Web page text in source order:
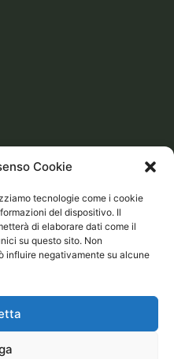
Cookie
tecnologie come i cookie
del dispositivo. Il
di elaborare dati come il
su questo sito. Non
influire negativamente su alcune